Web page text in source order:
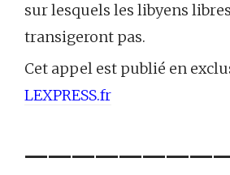
sur lesquels les libyens
transigeront pas.
Cet appel est publié en
LEXPRESS.fr